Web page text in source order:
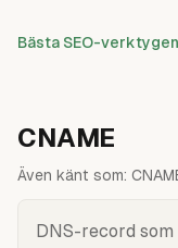
Bästa SEO-
CNAME
Även känt som:
DNS-record